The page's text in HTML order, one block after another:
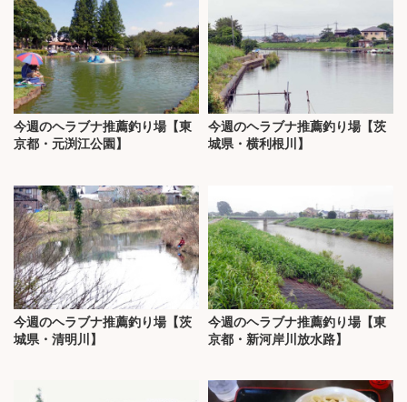
今週のヘラブナ推薦釣り場【東
京都・元渕江公園】
今週のヘラブナ推薦釣り場【茨
城県・横利根川】
今週のヘラブナ推薦釣り場【茨
城県・清明川】
今週のヘラブナ推薦釣り場【東
京都・新河岸川放水路】